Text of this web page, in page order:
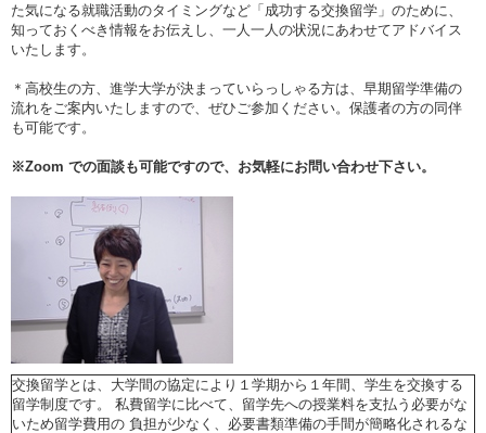
た気になる就職活動のタイミングなど「成功する交換留学」のために、
知っておくべき情報をお伝えし、一人一人の状況にあわせてアドバイス
いたします。
＊高校生の方、進学大学が決まっていらっしゃる方は、早期留学準備の
流れをご案内いたしますので、ぜひご参加ください。保護者の方の同伴
も可能です。
※Zoom での面談も可能ですので、お気軽にお問い合わせ下さい。
交換留学とは、大学間の協定により１学期から１年間、学生を交換する
留学制度です。 私費留学に比べて、留学先への授業料を支払う必要がな
いため留学費用の 負担が少なく、必要書類準備の手間が簡略化されるな